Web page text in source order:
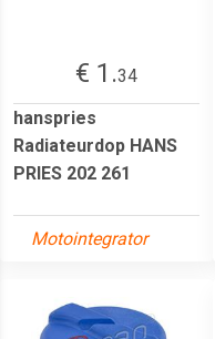
€ 1.34
hanspries
Radiateurdop HANS
PRIES 202 261
Motointegrator